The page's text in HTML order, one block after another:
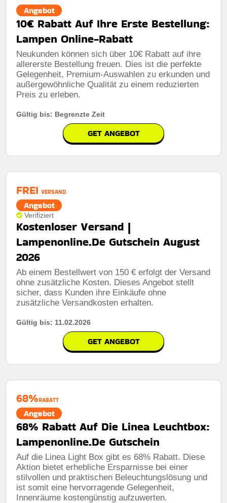
Angebot
10€ Rabatt Auf Ihre Erste Bestellung:
Lampen Online-Rabatt
Neukunden können sich über 10€ Rabatt auf ihre
allererste Bestellung freuen. Dies ist die perfekte
Gelegenheit, Premium-Auswahlen zu erkunden und
außergewöhnliche Qualität zu einem reduzierten
Preis zu erleben.
Gültig bis: Begrenzte Zeit
GET ANGEBOT
FREI VERSAND
Angebot
Verifiziert
Kostenloser Versand |
Lampenonline.De Gutschein August
2026
Ab einem Bestellwert von 150 € erfolgt der Versand
ohne zusätzliche Kosten. Dieses Angebot stellt
sicher, dass Kunden ihre Einkäufe ohne
zusätzliche Versandkosten erhalten.
Gültig bis: 11.02.2026
GET ANGEBOT
68%RABATT
Angebot
68% Rabatt Auf Die Linea Leuchtbox:
Lampenonline.De Gutschein
Auf die Linea Light Box gibt es 68% Rabatt. Diese
Aktion bietet erhebliche Ersparnisse bei einer
stilvollen und praktischen Beleuchtungslösung und
ist somit eine hervorragende Gelegenheit,
Innenräume kostengünstig aufzuwerten.